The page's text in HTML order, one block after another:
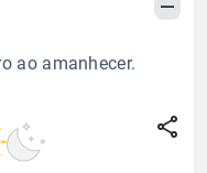
ao amanhecer.